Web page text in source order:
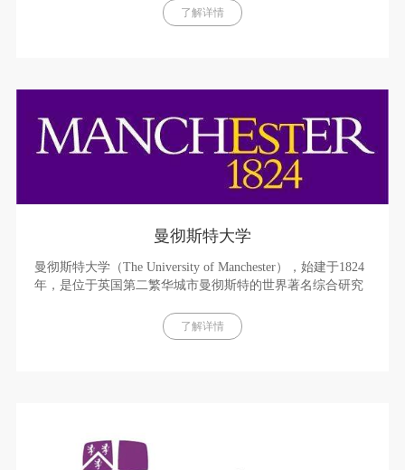
威郡和考文垂市的交界处，创立于1965年。华威大学以其严
格的学生筛选标准，高水准的学术研究和教学质量而闻名，
了解详情
曼彻斯特大学
曼彻斯特大学（The University of Manchester），始建于1824
年，是位于英国第二繁华城市曼彻斯特的世界著名综合研究
国常春藤联盟罗素大学集团创始成员之一，是英国最大的单
一校址大学，历年最高世界排名为世界第26名
了解详情